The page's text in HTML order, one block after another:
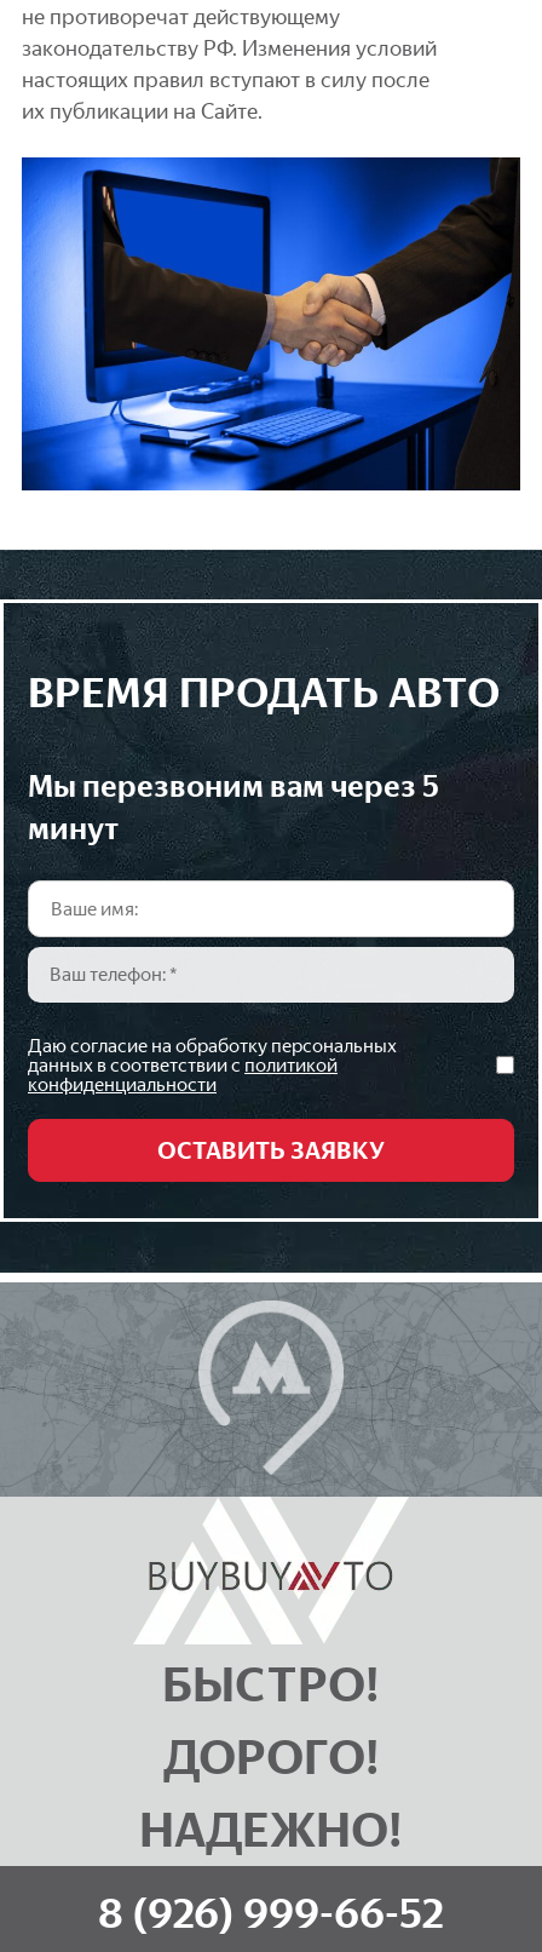
не противоречат действующему
законодательству РФ. Изменения условий
настоящих правил вступают в силу после
их публикации на Сайте.
ВРЕМЯ ПРОДАТЬ АВТО
мы перезвоним вам через 5
минут
Даю согласие на обработку персональных
данных в соответствии с политикой
конфиденциальности
БЫСТРО!
ДОРОГО!
НАДЕЖНО!
8 (926) 999-66-52